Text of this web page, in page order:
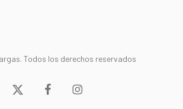
Todos los derechos reservados
x-
facebookinstagram